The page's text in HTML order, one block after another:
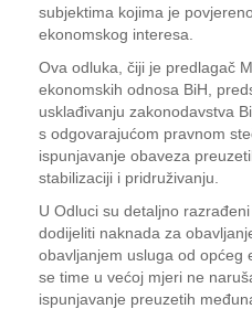
subjektima kojima je
ekonomskog interesa.
Ova odluka, čiji je predlagač
ekonomskih odnosa BiH,
usklađivanju zakonodavstva
s odgovarajućom pravnom
ispunjavanje obaveza
stabilizaciji i pridruživanju.
U Odluci su detaljno
dodijeliti naknada za
obavljanjem usluga od općeg
se time u većoj mjeri ne
ispunjavanje preuzetih